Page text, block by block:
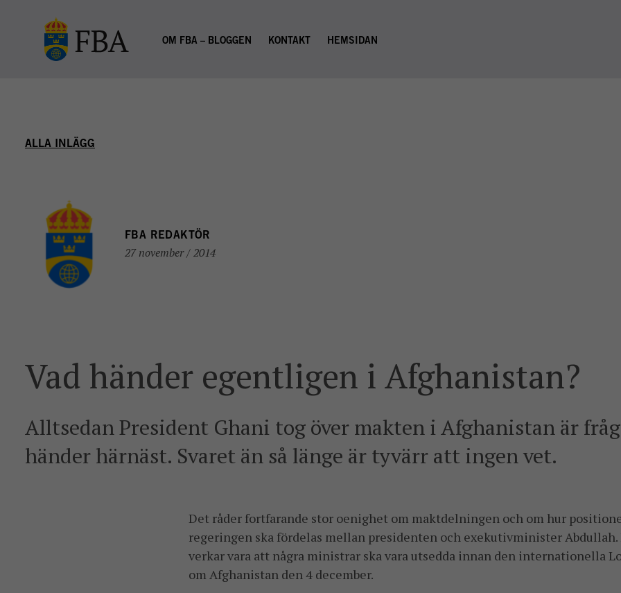
OM FBA – BLOGGEN KONTAKT HEMSIDAN
ALLA INLÄGG
FBA REDAKTÖR
27 november / 2014
Vad händer egentligen i Afghanistan?
Alltsedan President Ghani tog över makten i Afghanistan är
händer härnäst. Svaret än så länge är tyvärr att ingen vet.
Det råder fortfarande stor oenighet om maktdelningen och om hur
regeringen ska fördelas mellan presidenten och exekutivminister
verkar vara att några ministrar ska vara utsedda innan den internationella
om Afghanistan den 4 december.